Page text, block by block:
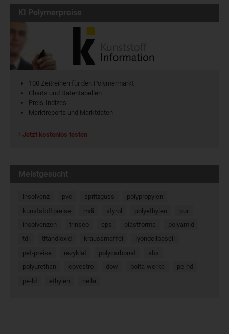
KI Polymerpreise
100 Zeitreihen für den Polymermarkt
Charts und Datentabellen
Preis-Indizes
Marktreports und Marktdaten
Jetzt kostenlos testen
Meistgesucht
insolvenz pvc spritzguss
polypropylen
kunststoffpreise
mdi styrol polyethylen
pur
insolvenzen
trinseo eps plastforma
polyamid
tdi
titandioxid kraussmaffei
lyondellbasell
pet-preise
rezyklat polycarbonat
abs
polyurethan
covestro dow bolta-werke
pe-hd
pe-ld
ethylen hella